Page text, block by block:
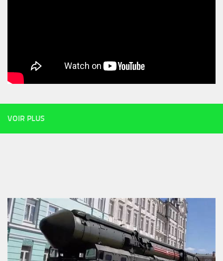
VOIR PLUS